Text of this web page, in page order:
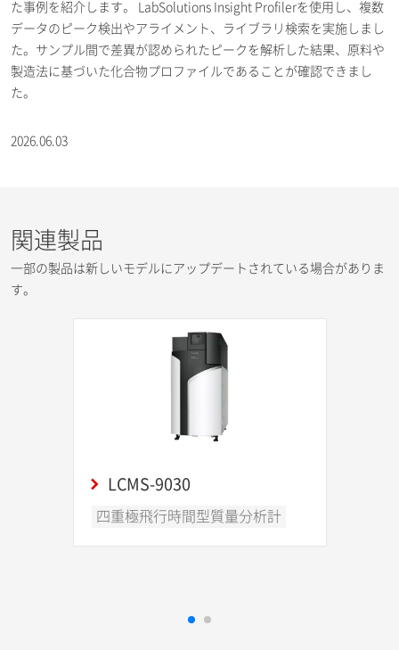
た事例を紹介します。 LabSolutions Insight Profilerを使用し、複数
データのピーク検出やアライメント、ライブラリ検索を実施しまし
た。サンプル間で差異が認められたピークを解析した結果、原料や
製造法に基づいた化合物プロファイルであることが確認できまし
た。
2026.06.03
関連製品
一部の製品は新しいモデルにアップデートされている場合がありま
す。
LCMS-9030
四重極飛行時間型質量分析計